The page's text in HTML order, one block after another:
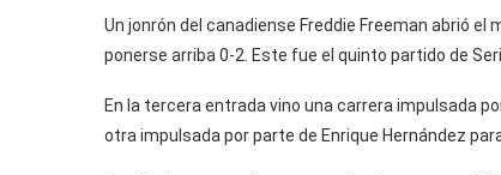
Un jonrón del canadiense Freddie Freeman abrió
ponerse arriba 0-2. Este fue el quinto partido de
En la tercera entrada vino una carrera impulsada
otra impulsada por parte de Enrique Hernández